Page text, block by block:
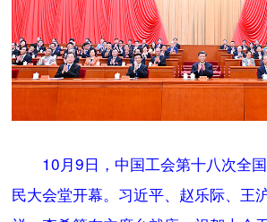
10月9日，中国工会第十八次全国
民大会堂开幕。习近平、赵乐际、王